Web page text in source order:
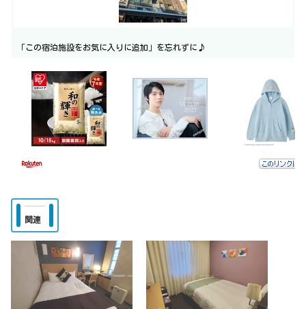
「この宿泊施設をお気に入りに追加」を忘れずに♪
関連